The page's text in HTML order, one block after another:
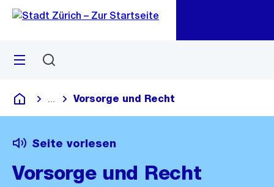
Navigation
Sprunglink
Menü
Deutsch
Blende alle Breadcrumbs ein
Vorsorge und Recht
Seite vorlesen
Vorsorge und Recht